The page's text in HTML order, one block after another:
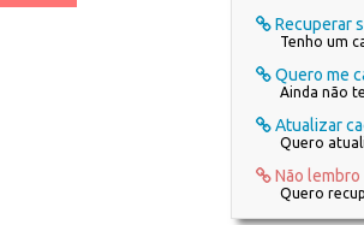
Recuperar
Tenho um
Quero me
Ainda não
Atualizar
Quero
Não
Quero